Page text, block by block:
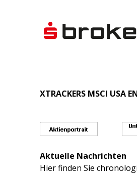
XTRACKERS MSCI USA
Aktuelle Nachrichten
Hier finden Sie